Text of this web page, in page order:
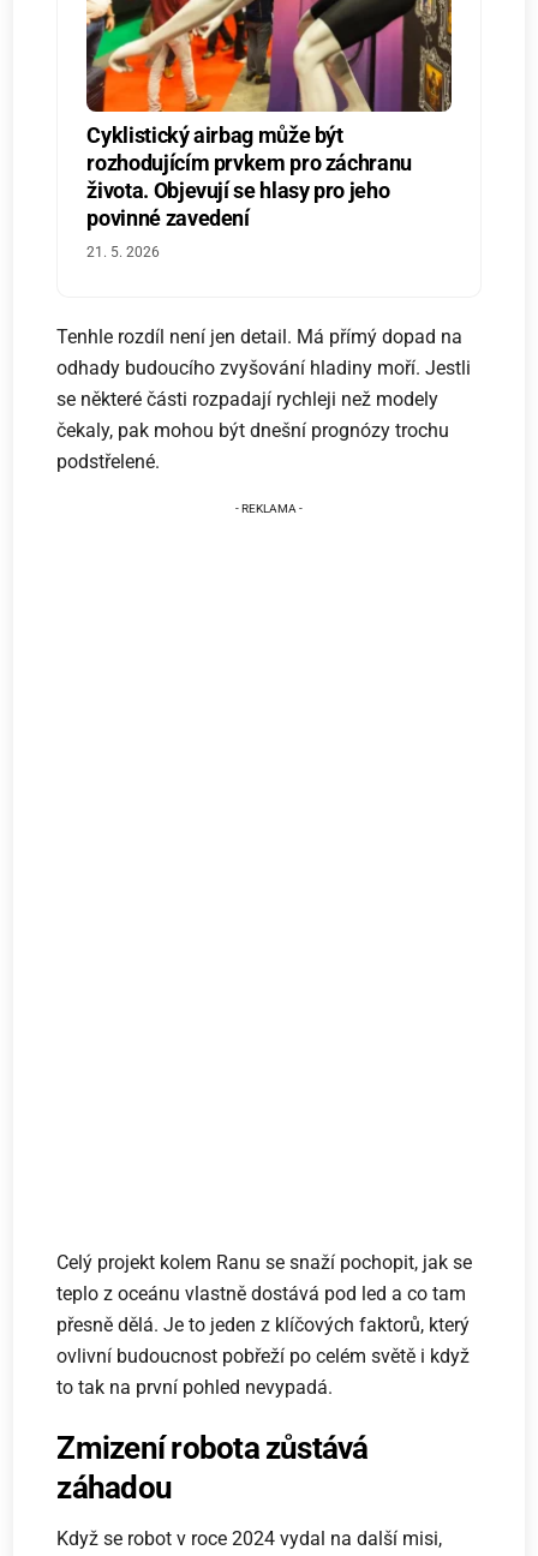
Cyklistický airbag může být
rozhodujícím prvkem pro záchranu
života. Objevují se hlasy pro jeho
povinné zavedení
21. 5. 2026
Tenhle rozdíl není jen detail. Má přímý dopad na
odhady budoucího zvyšování hladiny moří. Jestli
se některé části rozpadají rychleji než modely
čekaly, pak mohou být dnešní prognózy trochu
podstřelené.
Celý projekt kolem Ranu se snaží pochopit, jak se
teplo z oceánu vlastně dostává pod led a co tam
přesně dělá. Je to jeden z klíčových faktorů, který
ovlivní budoucnost pobřeží po celém světě i když
to tak na první pohled nevypadá.
Zmizení robota zůstává
záhadou
Když se robot v roce 2024 vydal na další misi,